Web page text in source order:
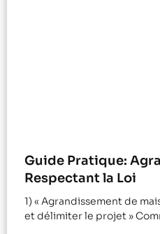
Guide Pratique:
Respectant la Loi
1) « Agrandissement de
et délimiter le projet »